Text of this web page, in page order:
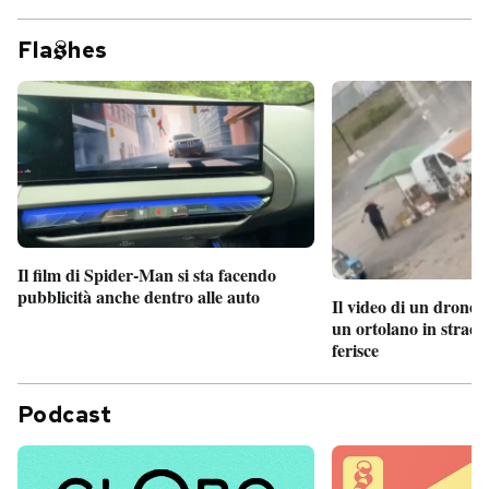
Fla hes
Il film di Spider-Man si sta facendo
pubblicità anche dentro alle auto
Il video di un drone
un ortolano in
ferisce
Podcast